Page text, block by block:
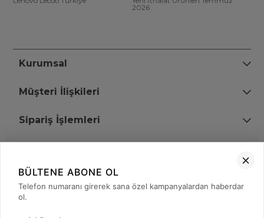
2026
Kurumsal
Müşteri İlişkileri
Sipariş İşlemleri
+90 (850) 473 08 08
BÜLTENE ABONE OL
Telefon numaranı girerek sana özel kampanyalardan haberdar
ol.